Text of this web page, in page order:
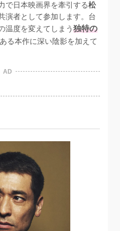
で日本映画界を牽引する松
演者として参加します。台
温度を変えてしまう 独特の
る本作に深い陰影を加えて
AD